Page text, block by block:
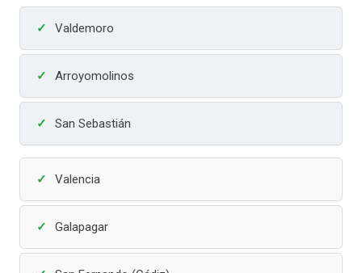
Valdemoro
Arroyomolinos
San Sebastián
Valencia
Galapagar